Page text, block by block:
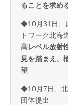
ることを求め
◆10月31日、
トワーク北海
高レベル放射
見を踏まえ、
望
◆10月7日、
団体提出